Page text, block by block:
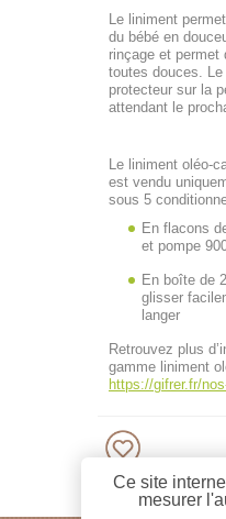
Le liniment
du bébé en
rinçage et permet
toutes douces.
protecteur sur la
attendant le
Le liniment oléo-
est vendu
sous 5
En flacons
et pompe
En boîte de
glisser
langer
Retrouvez plus
gamme liniment
https://gifrer.fr/
Ce site
mesurer